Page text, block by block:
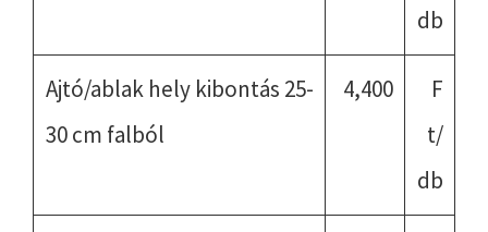
db
Ajtó/ablak hely kibontás 25-
30 cm falból
4,400
F
t/
db